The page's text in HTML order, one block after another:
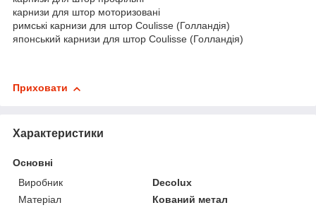
карнизи для штор моторизовані
римські карнизи для штор Coulisse (Голландія)
японський карнизи для штор Coulisse (Голландія)
Приховати
Характеристики
Основні
Виробник
Decolux
Матеріал
Кований метал